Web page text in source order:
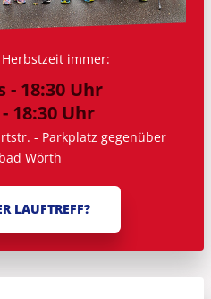
immer:
- 18:30 Uhr
18:30 Uhr
- Parkplatz gegenüber
Wörth
LAUFTREFF?